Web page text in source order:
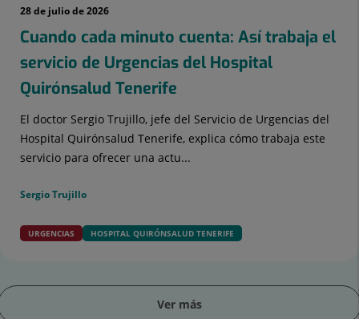
28 de julio de 2026
Cuando cada minuto cuenta: Así trabaja el
servicio de Urgencias del Hospital
Quirónsalud Tenerife
El doctor Sergio Trujillo, jefe del Servicio de Urgencias del
Hospital Quirónsalud Tenerife, explica cómo trabaja este
servicio para ofrecer una actu...
Sergio Trujillo
URGENCIAS HOSPITAL QUIRÓNSALUD TENERIFE
Ver más